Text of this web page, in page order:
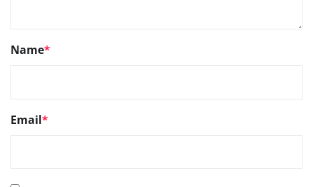
Name*
Email*